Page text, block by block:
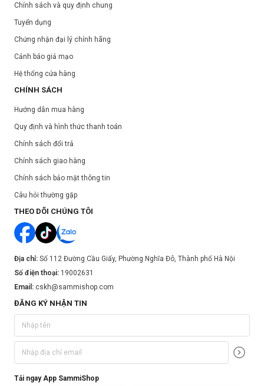
Chính sách và quy định chung
Tuyển dụng
Chứng nhận đại lý chính hãng
Cảnh báo giả mạo
Hệ thống cửa hàng
CHÍNH SÁCH
Hướng dẫn mua hàng
Quy định và hình thức thanh toán
Chính sách đổi trả
Chính sách giao hàng
Chính sách bảo mật thông tin
Câu hỏi thường gặp
THEO DÕI CHÚNG TÔI
Địa chỉ: Số 112 Đường Cầu Giấy, Phường Nghĩa Đô, Thành phố Hà Nội
Số điện thoại: 19002631
Email: cskh@sammishop.com
ĐĂNG KÝ NHẬN TIN
Tải ngay App SammiShop